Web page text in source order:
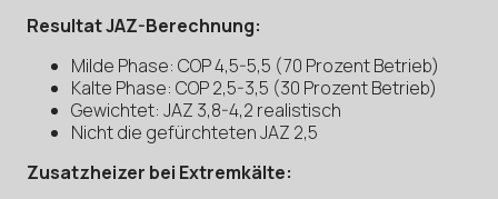
Resultat JAZ-Berechnung:
Milde Phase: COP 4,5-5,5 (70 Prozent Betrieb)
Kalte Phase: COP 2,5-3,5 (30 Prozent Betrieb)
Gewichtet: JAZ 3,8-4,2 realistisch
Nicht die gefürchteten JAZ 2,5
Zusatzheizer bei Extremkälte: